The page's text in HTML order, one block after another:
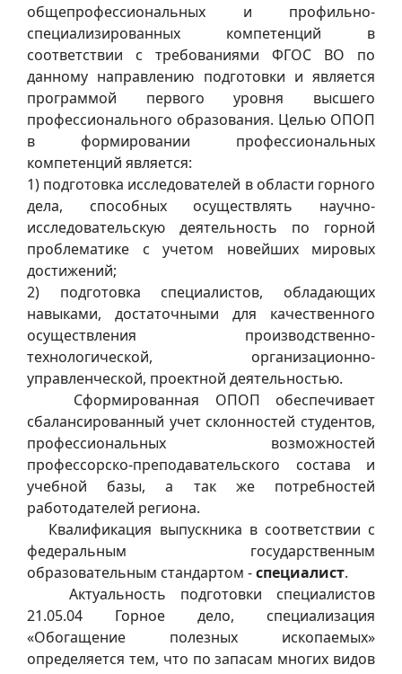
общепрофессиональных и профильно-
специализированных компетенций в
соответствии с требованиями ФГОС ВО по
данному направлению подготовки и является
программой первого уровня высшего
профессионального образования. Целью ОПОП
в формировании профессиональных
компетенций является:
1) подготовка исследователей в области горного
дела, способных осуществлять научно-
исследовательскую деятельность по горной
проблематике с учетом новейших мировых
достижений;
2) подготовка специалистов, обладающих
навыками, достаточными для качественного
осуществления производственно-
технологической, организационно-
управленческой, проектной деятельностью.
Сформированная ОПОП обеспечивает
сбалансированный учет склонностей студентов,
профессиональных возможностей
профессорско-преподавательского состава и
учебной базы, а так же потребностей
работодателей региона.
Квалификация выпускника в соответствии с
федеральным государственным
образовательным стандартом -специалист.
Актуальность подготовки специалистов
21.05.04 Горное дело, специализация
«Обогащение полезных ископаемых»
определяется тем, что по запасам многих видов